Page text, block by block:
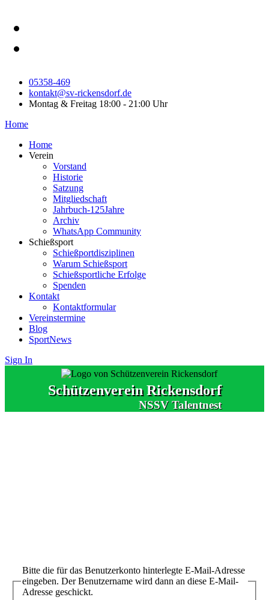
05358-469
kontakt@sv-rickensdorf.de
Montag & Freitag 18:00 - 21:00 Uhr
Home
Home
Verein
Vorstand
Historie
Satzung
Mitgliedschaft
Jahrbuch-125Jahre
Archiv
WhatsApp Community
Schießsport
Schießportdisziplinen
Warum Schießsport
Schießsportliche Erfolge
Spenden
Kontakt
Kontaktformular
Vereinstermine
Blog
SportNews
Sign In
Schützenverein Rickensdorf
NSSV Talentnest
Bitte die für das Benutzerkonto hinterlegte E-Mail-Adresse
eingeben. Der Benutzername wird dann an diese E-Mail-
Adresse geschickt.